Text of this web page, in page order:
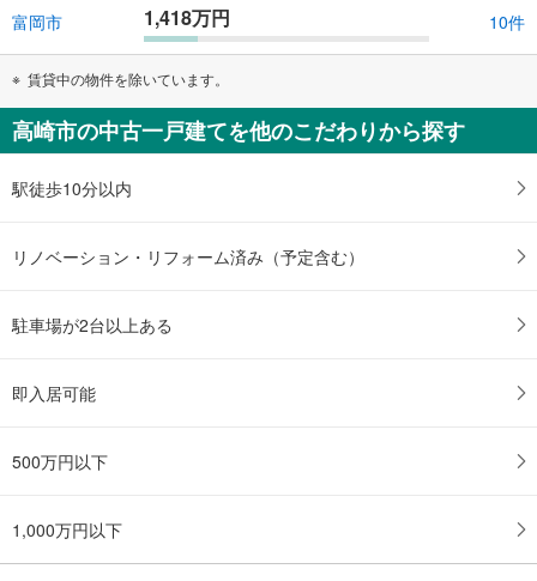
富岡市 1,418万円 10件
賃貸中の物件を除いています。
高崎市の中古一戸建てを他のこだわりから探す
駅徒歩10分以内
リノベーション・リフォーム済み（予定含む）
駐車場が2台以上ある
即入居可能
500万円以下
1,000万円以下